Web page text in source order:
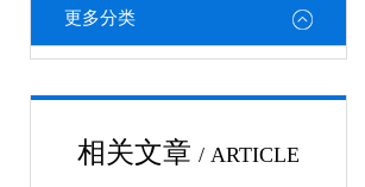
更多分类
相关文章 / ARTICLE